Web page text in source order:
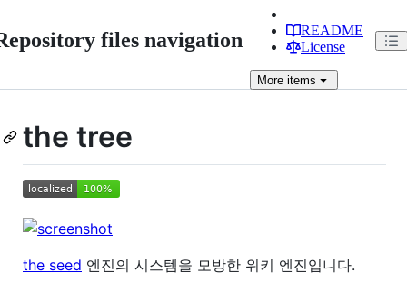
files navigation
README
License
More items
the tree
the seed 엔진의 시스템을 모방한 위키 엔진입니다.